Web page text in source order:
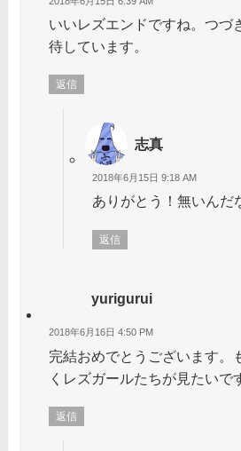
いいレズエンドですね。つづ
待しています。
返信
志真
2018年6月15日 9:18 AM
ありがとう！無いんだ
返信
yurigurui
2018年6月16日 4:50 PM
完結おめでとうございます。
くレズガールたちが見たいで
返信